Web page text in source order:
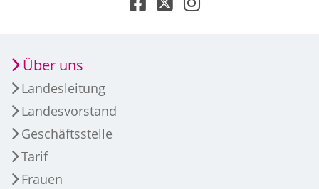
Über uns
Landesleitung
Landesvorstand
Geschäftsstelle
Tarif
Frauen